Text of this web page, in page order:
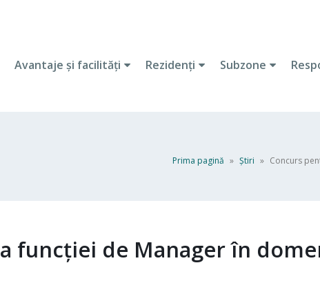
Avantaje şi facilităţi Rezidenţi Subzone
Prima pagină » Ştiri » Concurs
funcției de Manager în